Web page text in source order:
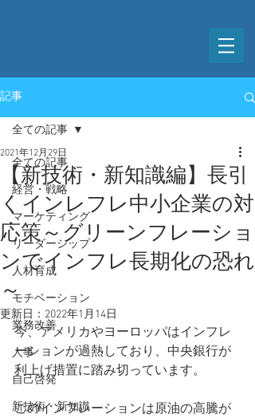
記事
全ての記事
経営・戦略
マーケティング
リーダーシップ
人材育成
モチベーション
業務改善
人事
自己啓発
新技術・新知識
全ての記事
【新技術・新知識編】長引
くインレフレ中小企業の対
応策～グリーンフレーショ
ンでインフレ長期化の恐れ
～
2021年12月29日
更新日： 2022年1月14日
今、アメリカやヨーロッパはインフレ
ーションが過熱しており、中央銀行が
利上げ措置に踏み切っています。
このインフレーションは原油の高騰が